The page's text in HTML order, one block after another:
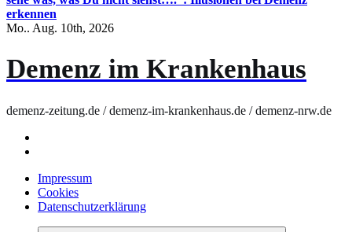
erkennen
Mo.. Aug. 10th, 2026
Demenz im Krankenhaus
demenz-zeitung.de / demenz-im-krankenhaus.de / demenz-nrw.de
Impressum
Cookies
Datenschutzerklärung